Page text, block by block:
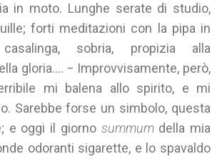
in moto. Lunghe serate di studio,
forti meditazioni con la pipa in
sobria, propizia alla
gloria.... − Improvvisamente, però,
mi balena allo spirito, e mi
Sarebbe forse un simbolo, questa
e oggi il giorno summum della mia
odoranti sigarette, e lo spavaldo